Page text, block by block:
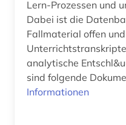
globalisierung (4)
goethe (1)
grundschule (1)
Lern-Prozessen und
Dabei ist die
Fallmaterial offen
analytische
Informationen